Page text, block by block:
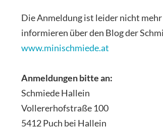
Die Anmeldung ist leider nicht
informieren über den Blog der
www.minischmiede.at
Anmeldungen bitte an:
Schmiede Hallein
Vollererhofstraße 100
5412 Puch bei Hallein